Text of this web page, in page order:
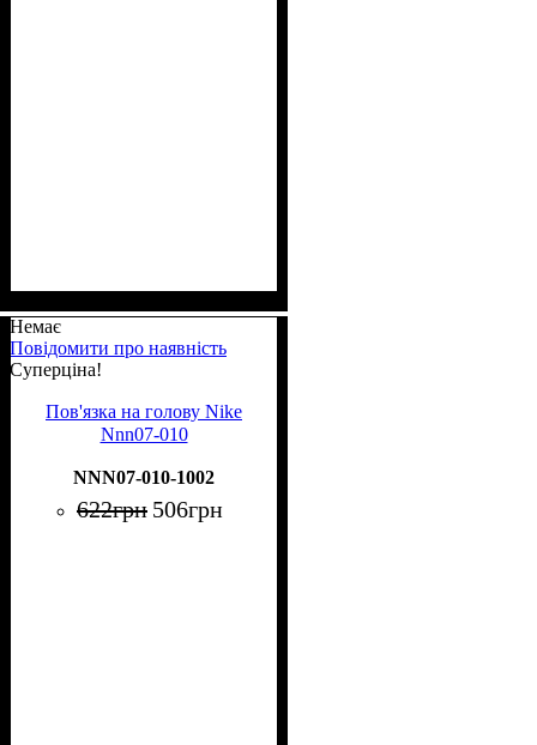
Немає
Повідомити про наявність
Суперціна!
Пов'язка на голову Nike
Nnn07-010
NNN07-010-1002
622грн 506грн